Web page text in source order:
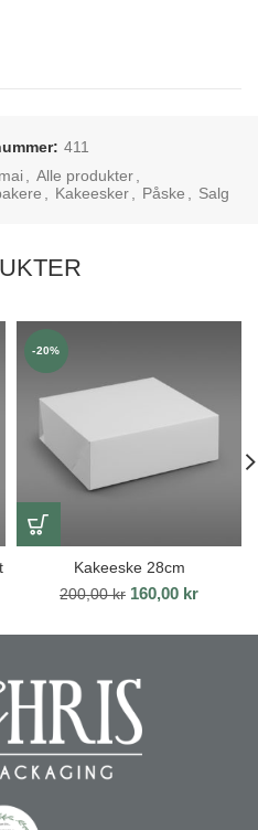
411
Alle produkter
Kakeesker Påske Salg
-20%
Kakeeske 28cm
200,00kr Opprinnelig
var:
160,00 kr
er: